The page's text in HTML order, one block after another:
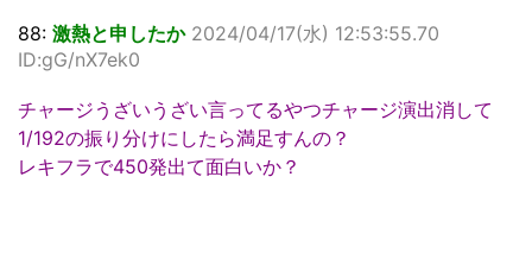
88: 激熱と申したか 2024/04/17(水) 12:53:55.70
ID:gG/nX7ek0
チャージうざいうざい言ってるやつチャージ演出消して
1/192の振り分けにしたら満足すんの？
レキフラで450発出て面白いか？